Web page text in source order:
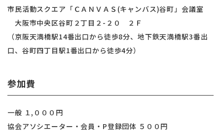
市民活動スクエア「ＣＡＮＶＡＳ(キャンバス)谷町」会議室
大阪市中央区谷町２丁目２-２０ ２Ｆ
（京阪天満橋駅14番出口から徒歩8分、地下鉄天満橋駅3番出
口、谷町四丁目駅1番出口から徒歩4分）
参加費
一般 １,０００円
協会アソシエーター・会員・P登録団体 ５００円